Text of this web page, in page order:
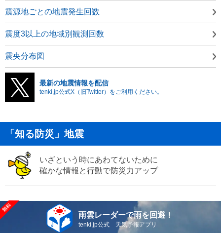
震源地ごとの地震発生回数
震度3以上の地域別観測回数
震央分布図
最新の地震情報を配信
tenki.jp公式X（旧Twitter）をご利用ください。
「知る防災」地震
いざという時にあわてないために
確かな情報と行動で防災力アップ
雨雲レーダーで雨を回避！
tenki.jp公式 天気予報アプリ